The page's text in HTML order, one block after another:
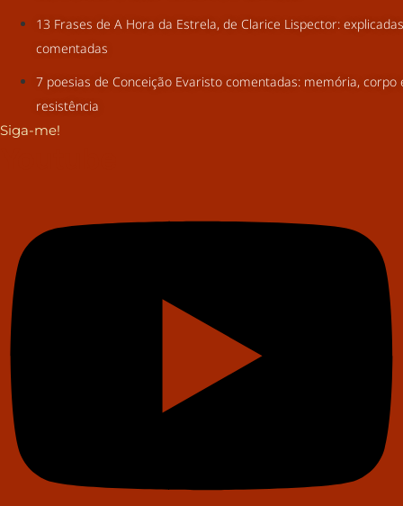
13 Frases de A Hora da Estrela, de Clarice Lispector:
comentadas
7 poesias de Conceição Evaristo comentadas: memória, corpo
resistência
Siga-me!